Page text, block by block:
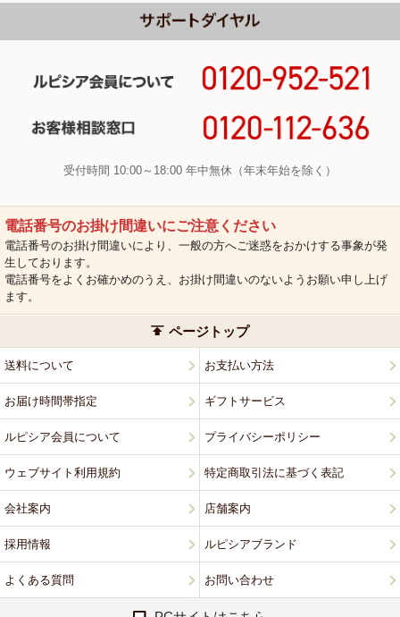
受付時間 10:00～18:00 年中無休（年末年始を除く）
電話番号のお掛け間違いにご注意ください
電話番号のお掛け間違いにより、一般の方へご迷惑をおかけする事象が発
生しております。
電話番号をよくお確かめのうえ、お掛け間違いのないようお願い申し上げ
ます。
ページトップ
送料について お支払い方法
お届け時間帯指定 ギフトサービス
ルピシア会員について プライバシーポリシー
ウェブサイト利用規約 特定商取引法に基づく表記
会社案内 店舗案内
採用情報 ルピシアブランド
よくある質問 お問い合わせ